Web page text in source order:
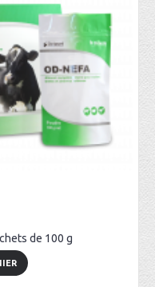
de 100 g